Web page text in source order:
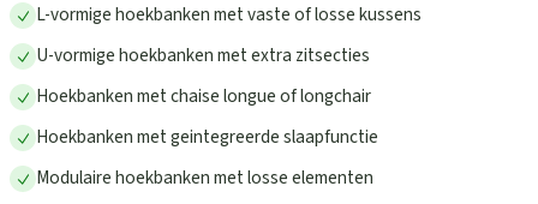
L-vormige hoekbanken met vaste of losse kussens
U-vormige hoekbanken met extra zitsecties
Hoekbanken met chaise longue of longchair
Hoekbanken met geintegreerde slaapfunctie
Modulaire hoekbanken met losse elementen